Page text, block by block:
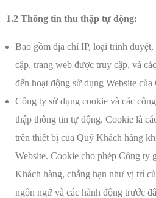
1.2 Thông tin thu thập tự động:
Bao gồm địa chỉ IP, loại trình
cập, trang web được truy cập, và
đến hoạt động sử dụng Website
Công ty sử dụng cookie và các
thập thông tin tự động. Cookie là
trên thiết bị của Quý Khách hàng
Website. Cookie cho phép Công ty
Khách hàng, chẳng hạn như vị trí
ngôn ngữ và các hành động trước